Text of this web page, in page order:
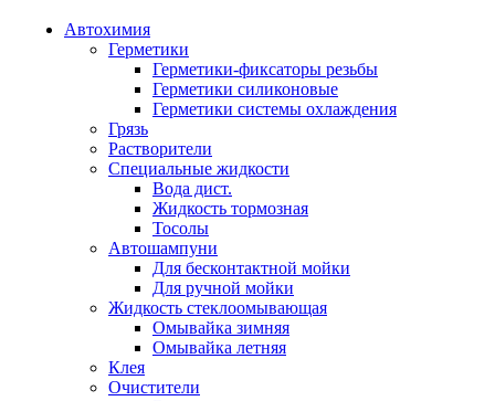
Автохимия
Герметики
Герметики-фиксаторы резьбы
Герметики силиконовые
Герметики системы охлаждения
Грязь
Растворители
Специальные жидкости
Вода дист.
Жидкость тормозная
Тосолы
Автошампуни
Для бесконтактной мойки
Для ручной мойки
Жидкость стеклоомывающая
Омывайка зимняя
Омывайка летняя
Клея
Очистители